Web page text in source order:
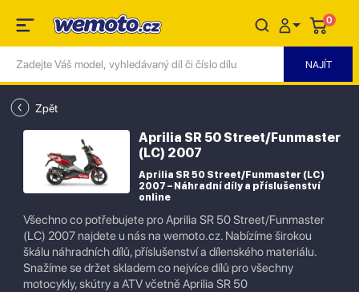
0
Zpět
Aprilia SR 50 Street/Funmaster
(LC) 2007
Aprilia SR 50 Street/Funmaster (LC)
2007 – Náhradní díly a příslušenství
online
Všechno co potřebujete pro Aprilia SR 50 Street/Funmaster
(LC) 2007 najdete u nás na wemoto.cz. Nabízíme širokou
škálu náhradních dílů, příslušenství a dílenského materiálu.
Snažíme se držet skladem co nejvíce dílů pro všechny
motocykly, skútry a ATV včetně Aprilia SR 50